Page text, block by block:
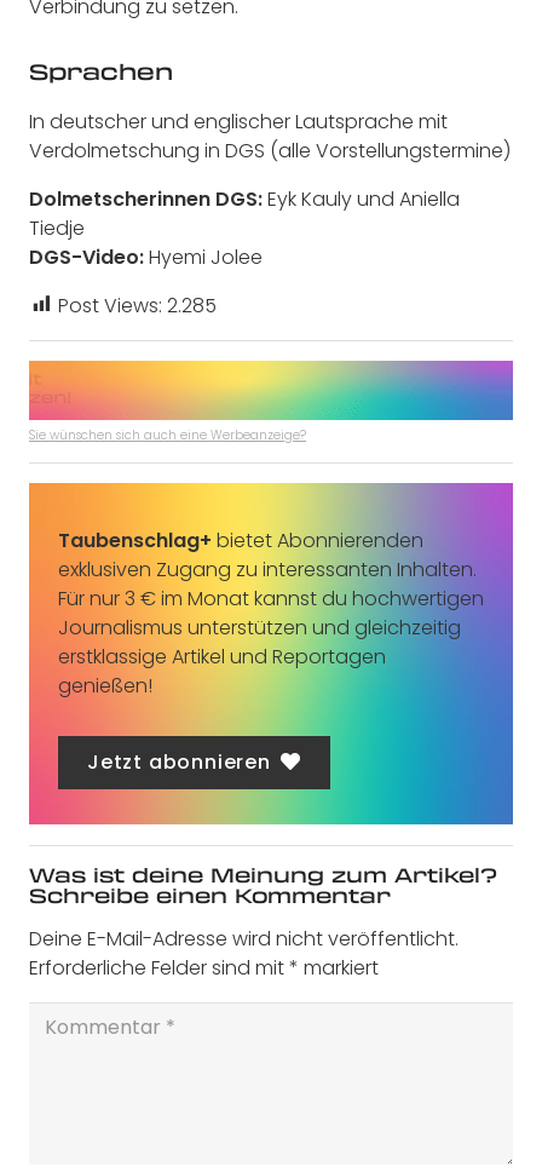
Verbindung zu setzen.
Sprachen
In deutscher und englischer Lautsprache mit
Verdolmetschung in DGS (alle Vorstellungstermine)
Dolmetscherinnen DGS:Eyk Kauly und Aniella
Tiedje
DGS-Video:Hyemi Jolee
Post Views: 2.285
Sie wünschen sich auch eine Werbeanzeige?
Taubenschlag+ bietet Abonnierenden
exklusiven Zugang zu interessanten Inhalten.
Für nur 3 € im Monat kannst du hochwertigen
Journalismus unterstützen und gleichzeitig
erstklassige Artikel und Reportagen
genießen!
Jetzt abonnieren
Was ist deine Meinung zum Artikel?
Schreibe einen Kommentar
Deine E-Mail-Adresse wird nicht veröffentlicht.
Erforderliche Felder sind mit* markiert